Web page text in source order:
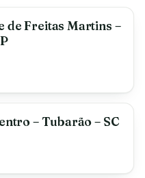
de Freitas Martins –
– Tubarão – SC